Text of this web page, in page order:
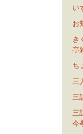
い
お
き
亭
ち
三
三
三
今